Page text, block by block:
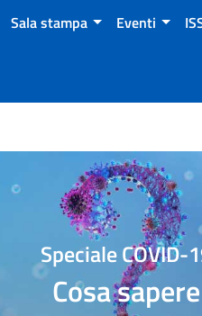
Sala stampa Eventi
Speciale COVID-
Cosa sapere